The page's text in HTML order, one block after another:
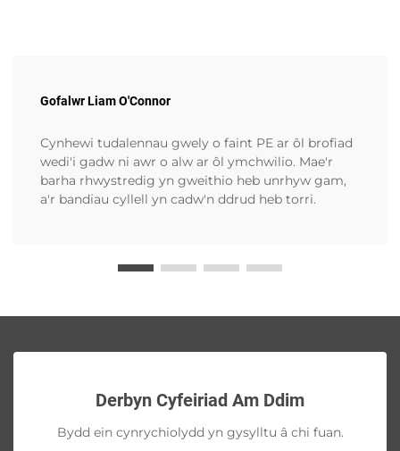
Gofalwr Liam O'Connor
Cynhewi tudalennau gwely o faint PE ar ôl brofiad
wedi'i gadw ni awr o alw ar ôl ymchwilio. Mae'r
barha rhwystredig yn gweithio heb unrhyw gam,
a'r bandiau cyllell yn cadw'n ddrud heb torri.
Derbyn Cyfeiriad Am Ddim
Bydd ein cynrychiolydd yn gysylltu â chi fuan.